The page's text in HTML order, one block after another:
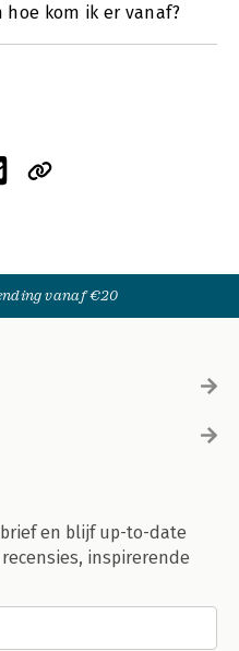
hoe kom ik er vanaf?
vanaf €20
en blijf up-to-date
inspirerende